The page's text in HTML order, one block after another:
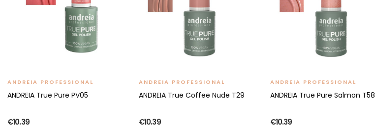
ANDREIA PROFESSIONAL
ANDREIA True Pure PV05
€10.39
ANDREIA PROFESSIONAL
ANDREIA True Coffee Nude T29
€10.39
ANDREIA PROFESSIONAL
ANDREIA True Pure Salmon T58
€10.39